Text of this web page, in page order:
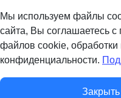
Мы используем файлы
сайта, Вы соглашаетесь с
файлов cookie,
конфиденциальности.